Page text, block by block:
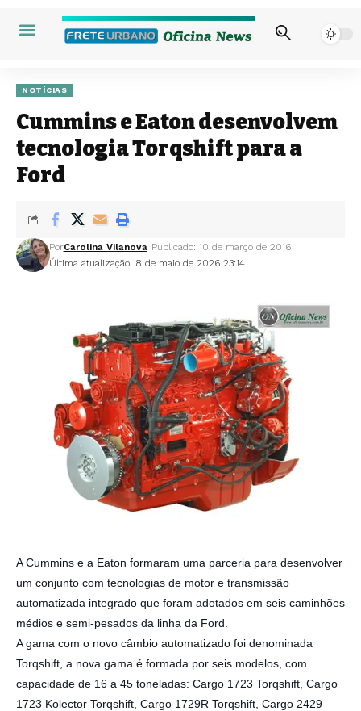
NOTÍCIAS
Cummins e Eaton desenvolvem
tecnologia Torqshift para a
Ford
Última atualização: 8 de maio de 2026 23:14
PorCarolina Vilanova Publicado: 10 de março de 2016
A Cummins e a Eaton formaram uma parceria para desenvolver
um conjunto com tecnologias de motor e transmissão
automatizada integrado que foram adotados em seis caminhões
médios e semi-pesados da linha da Ford.
A gama com o novo câmbio automatizado foi denominada
Torqshift, a nova gama é formada por seis modelos, com
capacidade de 16 a 45 toneladas: Cargo 1723 Torqshift, Cargo
1723 Kolector Torqshift, Cargo 1729R Torqshift, Cargo 2429